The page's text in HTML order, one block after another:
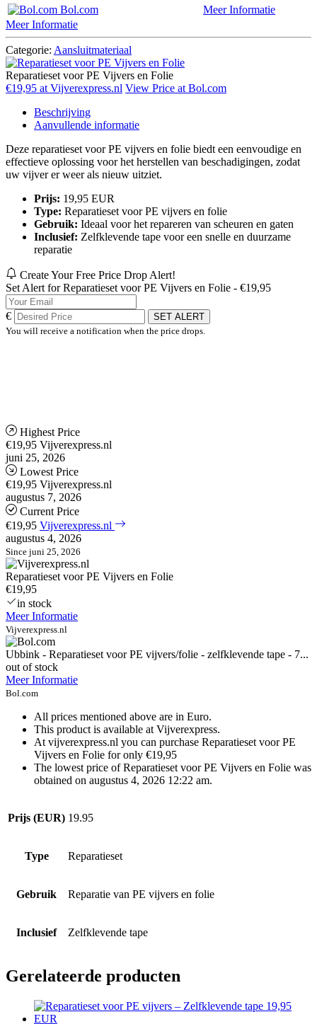
Bol.com
Meer Informatie
Meer Informatie
Categorie: Aansluitmateriaal
Reparatieset voor PE Vijvers en Folie
€19,95 at Vijverexpress.nl View Price at Bol.com
Beschrijving
Aanvullende informatie
Deze reparatieset voor PE vijvers en folie biedt een eenvoudige en
effectieve oplossing voor het herstellen van beschadigingen, zodat
uw vijver er weer als nieuw uitziet.
Prijs: 19,95 EUR
Type: Reparatieset voor PE vijvers en folie
Gebruik: Ideaal voor het repareren van scheuren en gaten
Inclusief: Zelfklevende tape voor een snelle en duurzame
reparatie
Create Your Free Price Drop Alert!
Set Alert for Reparatieset voor PE Vijvers en Folie - €19,95
€
SET ALERT
You will receive a notification when the price drops.
Highest Price
€19,95 Vijverexpress.nl
juni 25, 2026
Lowest Price
€19,95 Vijverexpress.nl
augustus 7, 2026
Current Price
€19,95 Vijverexpress.nl
augustus 4, 2026
Since juni 25, 2026
Reparatieset voor PE Vijvers en Folie
€19,95
in stock
Meer Informatie
Vijverexpress.nl
Ubbink - Reparatieset voor PE vijvers/folie - zelfklevende tape - 7...
out of stock
Meer Informatie
Bol.com
All prices mentioned above are in Euro.
This product is available at Vijverexpress.
At vijverexpress.nl you can purchase Reparatieset voor PE
Vijvers en Folie for only €19,95
The lowest price of Reparatieset voor PE Vijvers en Folie was
obtained on augustus 4, 2026 12:22 am.
Prijs (EUR) 19.95
Type Reparatieset
Gebruik Reparatie van PE vijvers en folie
Inclusief Zelfklevende tape
Gerelateerde producten